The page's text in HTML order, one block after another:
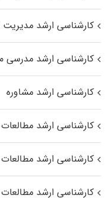
کارشناسی ارشد مدیریت
کارشناسی ارشد مدرسی
کارشناسی ارشد مشاوره
کارشناسی ارشد
کارشناسی ارشد
کارشناسی ارشد مطالعات